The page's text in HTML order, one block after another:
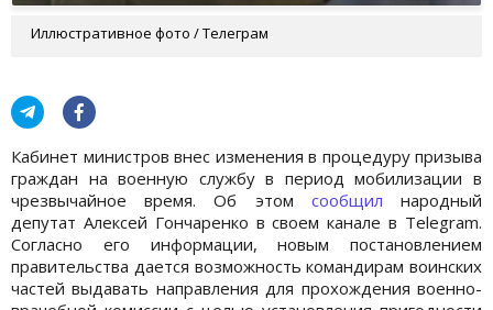
Иллюстративное фото / Телеграм
Кабинет министров внес изменения в процедуру призыва
граждан на военную службу в период мобилизации в
чрезвычайное время. Об этом сообщил народный
депутат Алексей Гончаренко в своем канале в Telegram.
Согласно его информации, новым постановлением
правительства дается возможность командирам воинских
частей выдавать направления для прохождения военно-